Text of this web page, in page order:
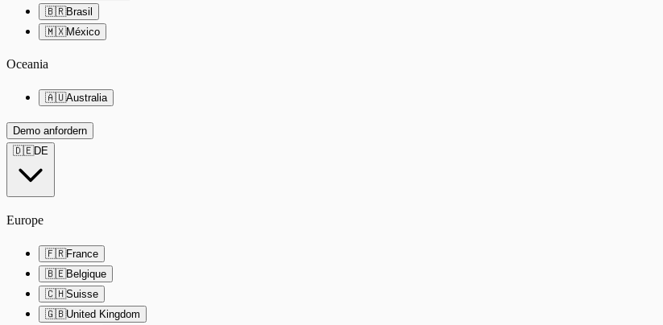
🇧🇷Brasil
🇲🇽México
Oceania
🇦🇺Australia
Demo anfordern
🇩🇪DE
Europe
🇫🇷France
🇧🇪Belgique
🇨🇭Suisse
🇬🇧United Kingdom